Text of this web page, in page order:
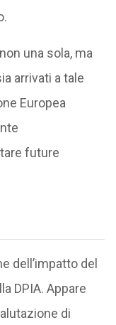
una sola, ma
arrivati a tale
Europea
future
dell’impatto del
DPIA. Appare
di